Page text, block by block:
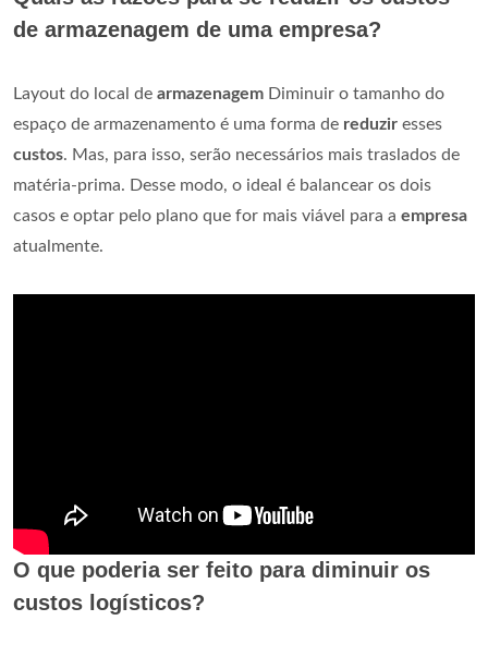
de armazenagem de uma empresa?
Layout do local de armazenagem Diminuir o tamanho do
espaço de armazenamento é uma forma de reduzir esses
custos. Mas, para isso, serão necessários mais traslados de
matéria-prima. Desse modo, o ideal é balancear os dois
casos e optar pelo plano que for mais viável para a empresa
atualmente.
O que poderia ser feito para diminuir os
custos logísticos?